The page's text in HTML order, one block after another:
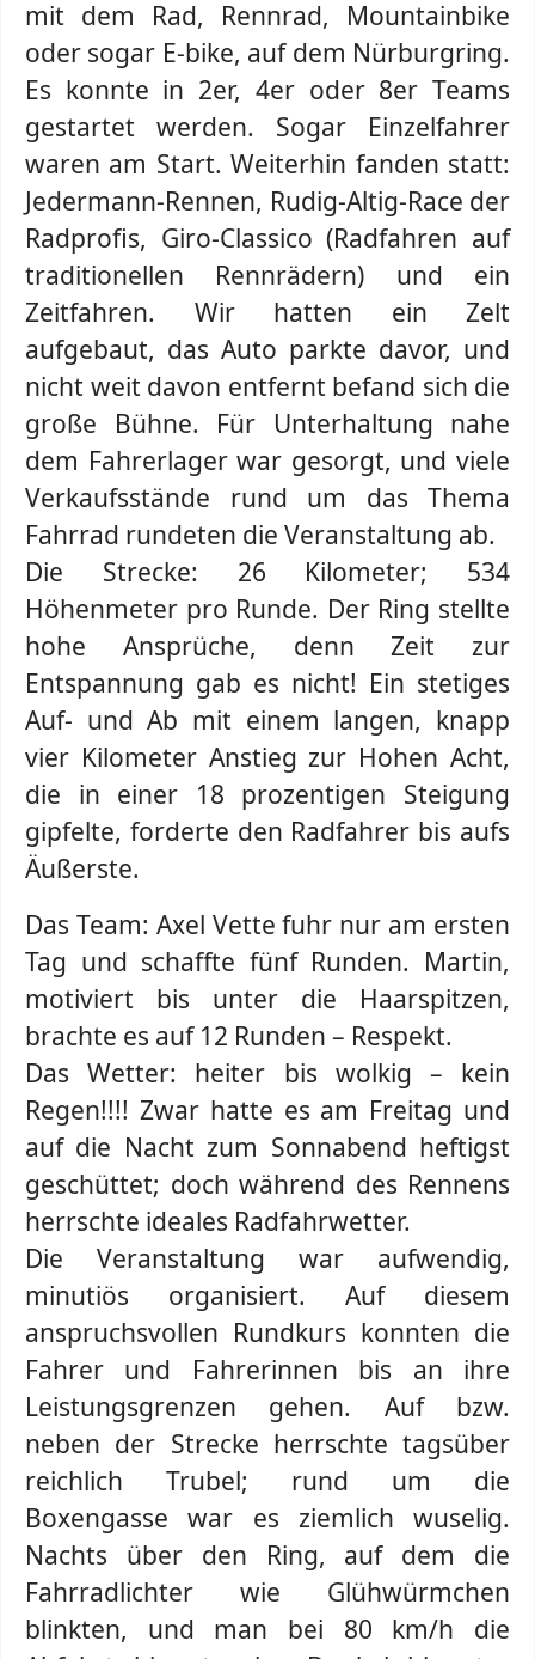
mit dem Rad, Rennrad, Mountainbike
oder sogar E-bike, auf dem Nürburgring.
Es konnte in 2er, 4er oder 8er Teams
gestartet werden. Sogar Einzelfahrer
waren am Start. Weiterhin fanden statt:
Jedermann-Rennen, Rudig-Altig-Race der
Radprofis, Giro-Classico (Radfahren auf
traditionellen Rennrädern) und ein
Zeitfahren. Wir hatten ein Zelt
aufgebaut, das Auto parkte davor, und
nicht weit davon entfernt befand sich die
große Bühne. Für Unterhaltung nahe
dem Fahrerlager war gesorgt, und viele
Verkaufsstände rund um das Thema
Fahrrad rundeten die Veranstaltung ab.
Die Strecke: 26 Kilometer; 534
Höhenmeter pro Runde. Der Ring stellte
hohe Ansprüche, denn Zeit zur
Entspannung gab es nicht! Ein stetiges
Auf- und Ab mit einem langen, knapp
vier Kilometer Anstieg zur Hohen Acht,
die in einer 18 prozentigen Steigung
gipfelte, forderte den Radfahrer bis aufs
Äußerste.
Das Team: Axel Vette fuhr nur am ersten
Tag und schaffte fünf Runden. Martin,
motiviert bis unter die Haarspitzen,
brachte es auf 12 Runden – Respekt.
Das Wetter: heiter bis wolkig – kein
Regen!!!! Zwar hatte es am Freitag und
auf die Nacht zum Sonnabend heftigst
geschüttet; doch während des Rennens
herrschte ideales Radfahrwetter.
Die Veranstaltung war aufwendig,
minutiös organisiert. Auf diesem
anspruchsvollen Rundkurs konnten die
Fahrer und Fahrerinnen bis an ihre
Leistungsgrenzen gehen. Auf bzw.
neben der Strecke herrschte tagsüber
reichlich Trubel; rund um die
Boxengasse war es ziemlich wuselig.
Nachts über den Ring, auf dem die
Fahrradlichter wie Glühwürmchen
blinkten, und man bei 80 km/h die